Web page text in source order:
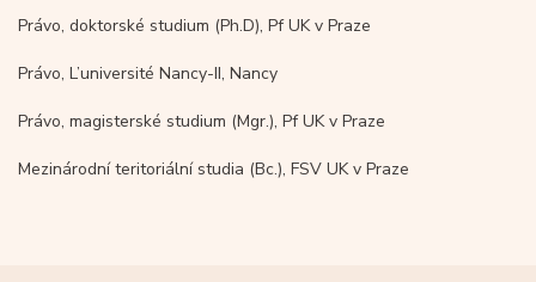
Právo, doktorské studium (Ph.D), Pf UK v Praze
Právo, L’université Nancy-II, Nancy
Právo, magisterské studium (Mgr.), Pf UK v Praze
Mezinárodní teritoriální studia (Bc.), FSV UK v Praze